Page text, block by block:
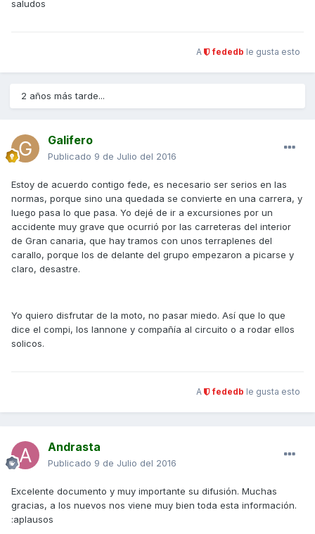
saludos
A fededb le gusta esto
2 años más tarde...
Galifero
Publicado 9 de Julio del 2016
Estoy de acuerdo contigo fede, es necesario ser serios en las
normas, porque sino una quedada se convierte en una carrera, y
luego pasa lo que pasa. Yo dejé de ir a excursiones por un
accidente muy grave que ocurrió por las carreteras del interior
de Gran canaria, que hay tramos con unos terraplenes del
carallo, porque los de delante del grupo empezaron a picarse y
claro, desastre.
Yo quiero disfrutar de la moto, no pasar miedo. Así que lo que
dice el compi, los Iannone y compañía al circuito o a rodar ellos
solicos.
A fededb le gusta esto
Andrasta
Publicado 9 de Julio del 2016
Excelente documento y muy importante su difusión. Muchas
gracias, a los nuevos nos viene muy bien toda esta información.
:aplausos